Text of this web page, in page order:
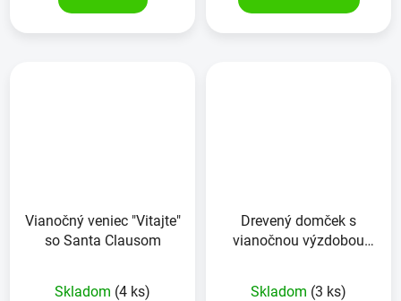
Vianočný veniec "Vitajte"
so Santa Clausom
Skladom (4 ks)
Drevený domček s
vianočnou výzdobou
Skladom (3 ks)